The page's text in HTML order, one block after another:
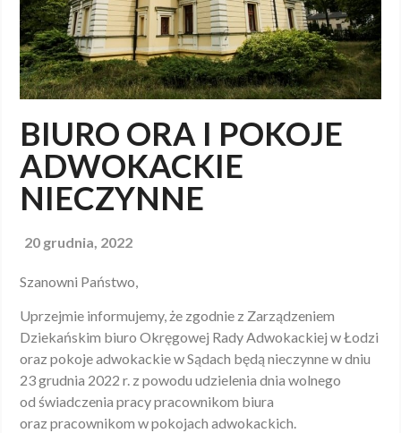
BIURO ORA I POKOJE
ADWOKACKIE
NIECZYNNE
20 grudnia, 2022
Szanowni Państwo,
Uprzejmie informujemy, że zgodnie z Zarządzeniem
Dziekańskim biuro Okręgowej Rady Adwokackiej w Łodzi
oraz pokoje adwokackie w Sądach będą nieczynne w dniu
23 grudnia 2022 r. z powodu udzielenia dnia wolnego
od świadczenia pracy pracownikom biura
oraz pracownikom w pokojach adwokackich.